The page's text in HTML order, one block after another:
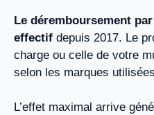
Le déremboursement
effectif depuis 2017. Le
charge ou celle de votre
selon les marques
L’effet maximal arrive